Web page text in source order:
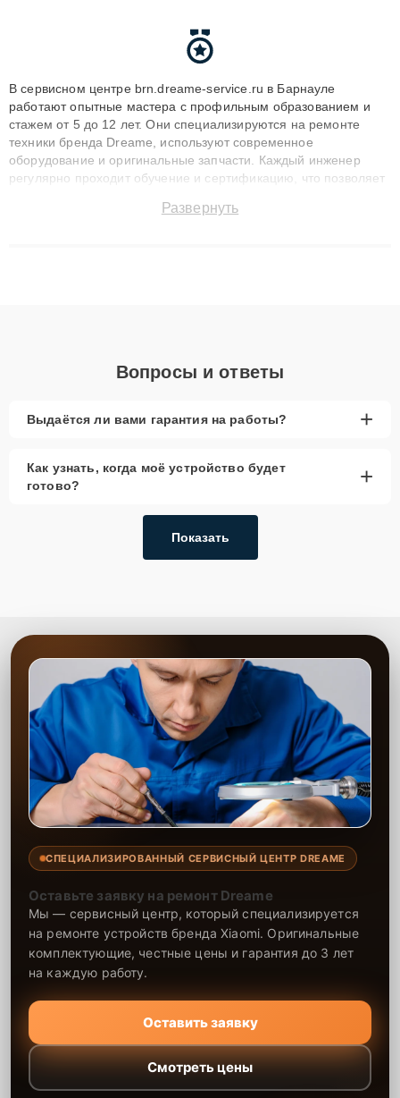
В сервисном центре brn.dreame-service.ru в Барнауле
работают опытные мастера с профильным образованием и
стажем от 5 до 12 лет. Они специализируются на ремонте
техники бренда Dreame, используют современное
оборудование и оригинальные запчасти. Каждый инженер
регулярно проходит обучение и сертификацию, что позволяет
технику с сохранением гарантии до 3 лет. Наши мастера
Развернуть
Вопросы и ответы
Выдаётся ли вами гарантия на работы? +
Как узнать, когда моё устройство будет
готово?
+
Показать
СПЕЦИАЛИЗИРОВАННЫЙ СЕРВИСНЫЙ ЦЕНТР DREAME
Оставьте заявку на ремонт Dreame
Мы — сервисный центр, который специализируется
на ремонте устройств бренда Xiaomi. Оригинальные
комплектующие, честные цены и гарантия до 3 лет
на каждую работу.
Оставить заявку
Смотреть цены